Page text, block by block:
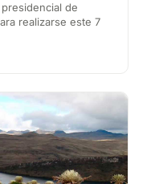
de
realizarse este 7